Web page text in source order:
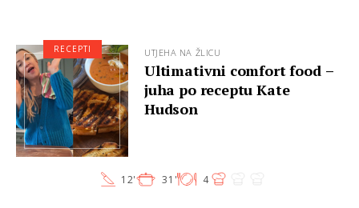
UTJEHA NA ŽLICU
Ultimativni comfort food –
juha po receptu Kate
Hudson
12' 31' 4
RECEPTI